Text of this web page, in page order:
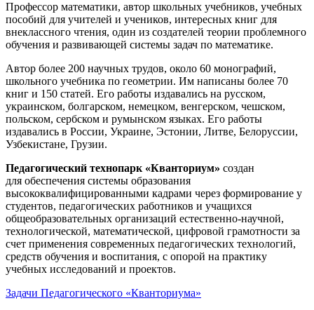
Профессор математики, автор школьных учебников, учебных
пособий для учителей и учеников, интересных книг для
внеклассного чтения, один из создателей теории проблемного
обучения и развивающей системы задач по математике.
Автор более 200 научных трудов, около 60 монографий,
школьного учебника по геометрии. Им написаны более 70
книг и 150 статей. Его работы издавались на русском,
украинском, болгарском, немецком, венгерском, чешском,
польском, сербском и румынском языках. Его работы
издавались в России, Украине, Эстонии, Литве, Белоруссии,
Узбекистане, Грузии.
Педагогический технопарк «Кванториум» создан
для обеспечения системы образования
высококвалифицированными кадрами через формирование у
студентов, педагогических работников и учащихся
общеобразовательных организаций естественно-научной,
технологической, математической, цифровой грамотности за
счет применения современных педагогических технологий,
средств обучения и воспитания, с опорой на практику
учебных исследований и проектов.
Задачи Педагогического «Кванториума»